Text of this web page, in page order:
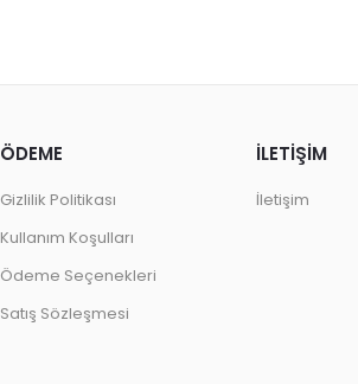
ÖDEME
Gizlilik Politikası
Kullanım Koşulları
Ödeme Seçenekleri
Satış Sözleşmesi
İLETİŞİM
İletişim